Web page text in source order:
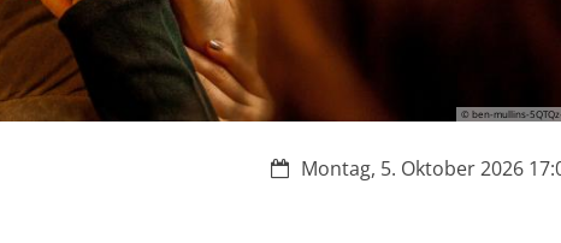
© ben-mullins-
Datum:Montag, 5. Oktober 2026